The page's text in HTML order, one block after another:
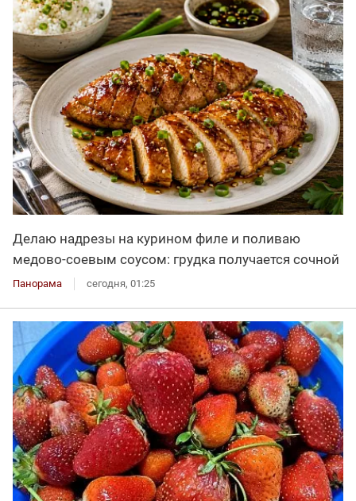
Делаю надрезы на курином филе и поливаю
медово-соевым соусом: грудка получается сочной
Панорама сегодня, 01:25